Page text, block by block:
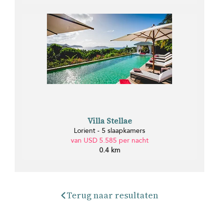
Villa Stellae
Lorient - 5 slaapkamers
van USD 5.585 per nacht
0.4 km
Terug naar resultaten